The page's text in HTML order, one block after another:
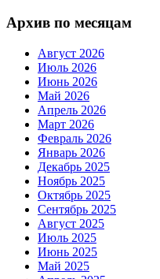
Архив по месяцам
Август 2026
Июль 2026
Июнь 2026
Май 2026
Апрель 2026
Март 2026
Февраль 2026
Январь 2026
Декабрь 2025
Ноябрь 2025
Октябрь 2025
Сентябрь 2025
Август 2025
Июль 2025
Июнь 2025
Май 2025